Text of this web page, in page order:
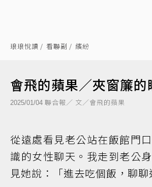
琅琅悅讀 看聯副 繽紛
會飛的蘋果／夾窗簾的
2025/01/04 聯合報／ 文／會飛的蘋果
從遠處看見老公站在飯館門
識的女性聊天。我走到老公
見她說：「進去吃個飯，聊聊